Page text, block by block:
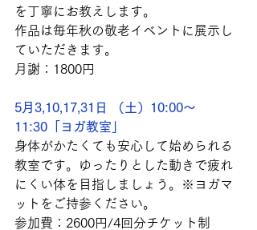
を丁寧にお教えします。
作品は毎年秋の敬老イベントに展示し
ていただきます。
月謝：1800円
5月3,10,17,31日 （土）10:00～
11:30「ヨガ教室」
身体がかたくても安心して始められる
教室です。ゆったりとした動きで疲れ
にくい体を目指しましょう。※ヨガマ
ットをご持参ください。
参加費：2600円/4回分チケット制